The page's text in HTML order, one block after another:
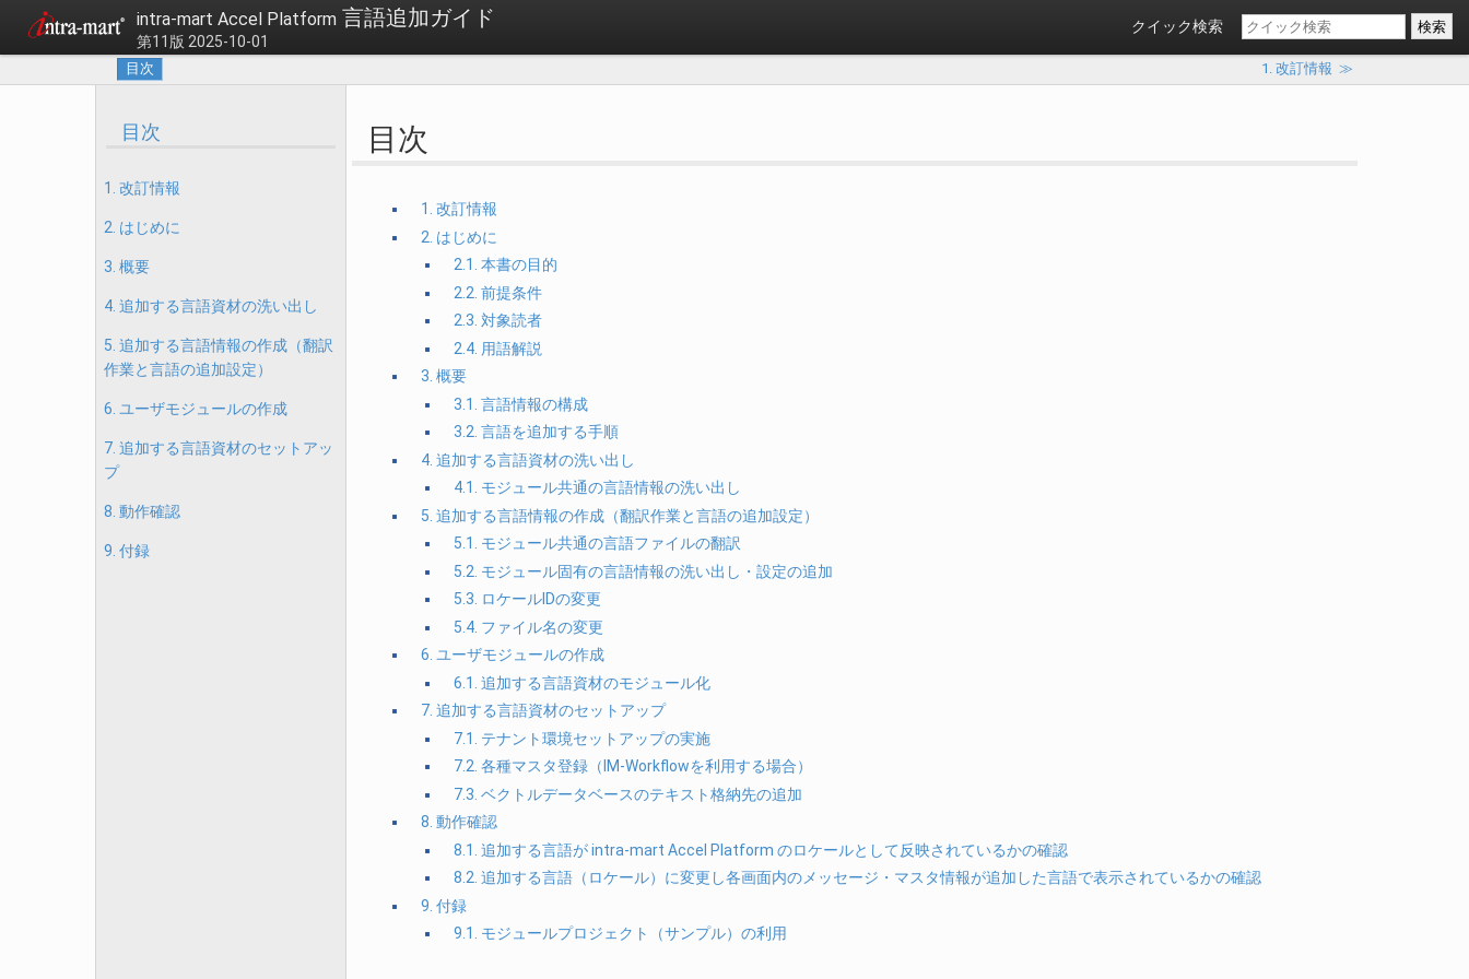
intra-mart Accel Platform 言語追加ガイド
第11版 2025-10-01
クイック検索
目次 1. 改訂情報 ≫
目次
1. 改訂情報
2. はじめに
3. 概要
4. 追加する言語資材の洗い出し
5. 追加する言語情報の作成（翻訳
作業と言語の追加設定）
6. ユーザモジュールの作成
7. 追加する言語資材のセットアッ
プ
8. 動作確認
9. 付録
目次
1. 改訂情報
2. はじめに
2.1. 本書の目的
2.2. 前提条件
2.3. 対象読者
2.4. 用語解説
3. 概要
3.1. 言語情報の構成
3.2. 言語を追加する手順
4. 追加する言語資材の洗い出し
4.1. モジュール共通の言語情報の洗い出し
5. 追加する言語情報の作成（翻訳作業と言語の追加設定）
5.1. モジュール共通の言語ファイルの翻訳
5.2. モジュール固有の言語情報の洗い出し・設定の追加
5.3. ロケールIDの変更
5.4. ファイル名の変更
6. ユーザモジュールの作成
6.1. 追加する言語資材のモジュール化
7. 追加する言語資材のセットアップ
7.1. テナント環境セットアップの実施
7.2. 各種マスタ登録（IM-Workflowを利用する場合）
7.3. ベクトルデータベースのテキスト格納先の追加
8. 動作確認
8.1. 追加する言語が intra-mart Accel Platform のロケールとして反映されているかの確認
8.2. 追加する言語（ロケール）に変更し各画面内のメッセージ・マスタ情報が追加した言語で表示されているかの確認
9. 付録
9.1. モジュールプロジェクト（サンプル）の利用